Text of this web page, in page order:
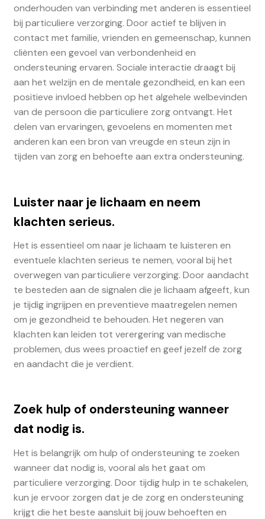
onderhouden van verbinding met anderen is essentieel
bij particuliere verzorging. Door actief te blijven in
contact met familie, vrienden en gemeenschap, kunnen
cliënten een gevoel van verbondenheid en
ondersteuning ervaren. Sociale interactie draagt bij
aan het welzijn en de mentale gezondheid, en kan een
positieve invloed hebben op het algehele welbevinden
van de persoon die particuliere zorg ontvangt. Het
delen van ervaringen, gevoelens en momenten met
anderen kan een bron van vreugde en steun zijn in
tijden van zorg en behoefte aan extra ondersteuning.
Luister naar je lichaam en neem
klachten serieus.
Het is essentieel om naar je lichaam te luisteren en
eventuele klachten serieus te nemen, vooral bij het
overwegen van particuliere verzorging. Door aandacht
te besteden aan de signalen die je lichaam afgeeft, kun
je tijdig ingrijpen en preventieve maatregelen nemen
om je gezondheid te behouden. Het negeren van
klachten kan leiden tot verergering van medische
problemen, dus wees proactief en geef jezelf de zorg
en aandacht die je verdient.
Zoek hulp of ondersteuning wanneer
dat nodig is.
Het is belangrijk om hulp of ondersteuning te zoeken
wanneer dat nodig is, vooral als het gaat om
particuliere verzorging. Door tijdig hulp in te schakelen,
kun je ervoor zorgen dat je de zorg en ondersteuning
krijgt die het beste aansluit bij jouw behoeften en